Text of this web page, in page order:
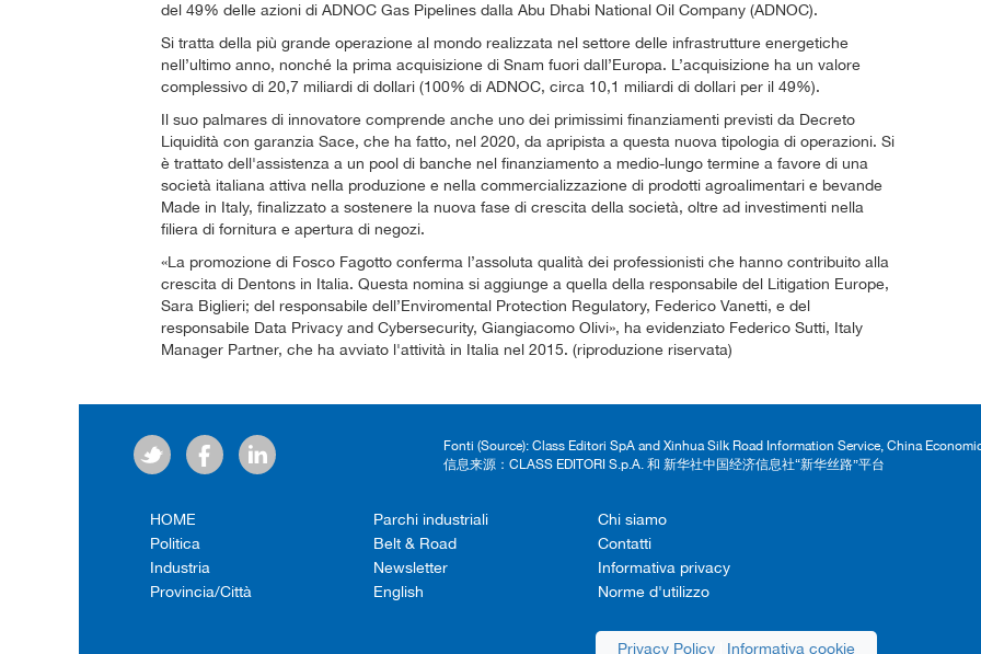
del 49% delle azioni di ADNOC Gas Pipelines dalla Abu Dhabi National Oil Company (ADNOC).
Si tratta della più grande operazione al mondo realizzata nel settore delle infrastrutture energetiche
nell’ultimo anno, nonché la prima acquisizione di Snam fuori dall’Europa. L’acquisizione ha un valore
complessivo di 20,7 miliardi di dollari (100% di ADNOC, circa 10,1 miliardi di dollari per il 49%).
Il suo palmares di innovatore comprende anche uno dei primissimi finanziamenti previsti da Decreto
Liquidità con garanzia Sace, che ha fatto, nel 2020, da apripista a questa nuova tipologia di operazioni. Si
è trattato dell'assistenza a un pool di banche nel finanziamento a medio-lungo termine a favore di una
società italiana attiva nella produzione e nella commercializzazione di prodotti agroalimentari e bevande
Made in Italy, finalizzato a sostenere la nuova fase di crescita della società, oltre ad investimenti nella
filiera di fornitura e apertura di negozi.
«La promozione di Fosco Fagotto conferma l’assoluta qualità dei professionisti che hanno contribuito alla
crescita di Dentons in Italia. Questa nomina si aggiunge a quella della responsabile del Litigation Europe,
Sara Biglieri; del responsabile dell’Enviromental Protection Regulatory, Federico Vanetti, e del
responsabile Data Privacy and Cybersecurity, Giangiacomo Olivi», ha evidenziato Federico Sutti, Italy
Manager Partner, che ha avviato l'attività in Italia nel 2015. (riproduzione riservata)
Fonti (Source): Class Editori SpA and Xinhua Silk Road Information Service, China
信息来源：CLASS EDITORI S.p.A. 和 新华社中国经济信息社“新华丝路”平台
HOME
Politica
Industria
Provincia/Città
Parchi industriali
Belt & Road
Newsletter
English
Chi siamo
Contatti
Informativa privacy
Norme d'utilizzo
Privacy Policy| Informativa cookie